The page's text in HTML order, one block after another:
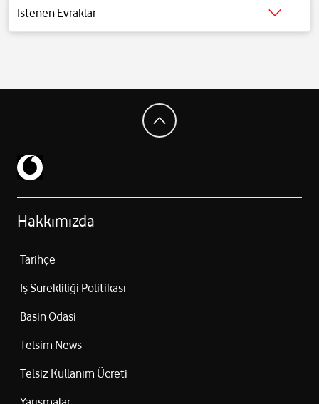
OUT port Ses: “Tempest” 3D AudioTech Boyutlar: Yaklaşık 390mm x
802.11 a/b/g/n/ac/ax Bluetooth® 5.1
İstenen Evraklar
Detaylı bilgi için tıklayınız.
Hakkımızda
Tarihçe
İş Sürekliliği Politikası
Basin Odasi
Telsim News
Telsiz Kullanım Ücreti